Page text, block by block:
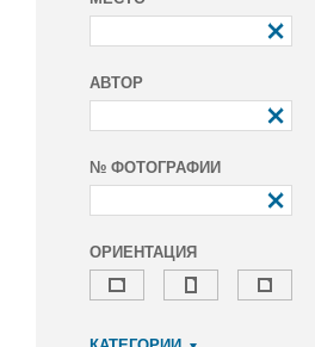
АВТОР
№ ФОТОГРАФИИ
ОРИЕНТАЦИЯ